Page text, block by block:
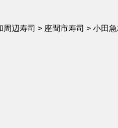
辺寿司 > 座間市寿司 > 小田急